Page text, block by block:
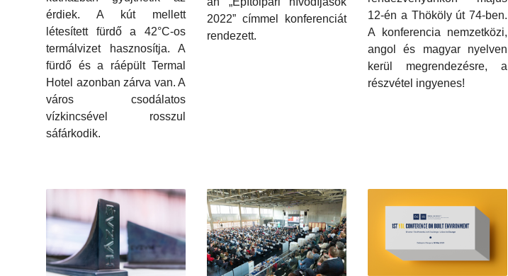
érdiek. A kút mellett
létesített fürdő a 42°C-os
termálvizet hasznosítja. A
fürdő és a ráépült Termal
Hotel azonban zárva van. A
város csodálatos
vízkincsével rosszul
sáfárkodik.
2022” címmel konferenciát
rendezett.
12-én a Thököly út 74-ben.
A konferencia nemzetközi,
angol és magyar nyelven
kerül megrendezésre, a
részvétel ingyenes!